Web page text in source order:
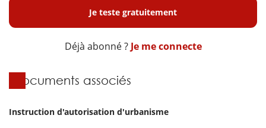
Je teste gratuitement
Déjà abonné ? Je me connecte
Documents associés
Instruction d'autorisation d'urbanisme